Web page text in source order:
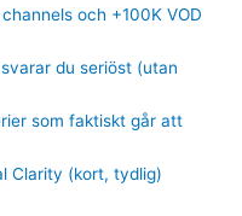
och +100K VOD
du seriöst (utan
som faktiskt går att
Clarity (kort, tydlig)